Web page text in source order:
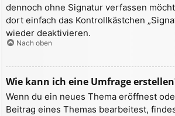
dennoch ohne Signatur verfassen
dort einfach das Kontrollkästchen
wieder deaktivieren.
Nach oben
Wie kann ich eine Umfrage
Wenn du ein neues Thema eröffnest
Beitrag eines Themas bearbeitest,